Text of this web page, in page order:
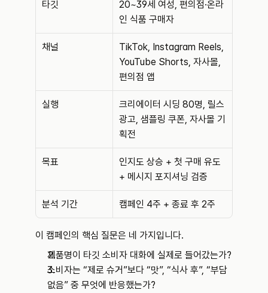
타깃
20~39세 여성, 편의점·온라
인 식품 구매자
채널
TikTok, Instagram Reels,
YouTube Shorts, 자사몰,
편의점 앱
실행
크리에이터 시딩 80명, 릴스
광고, 샘플링 쿠폰, 자사몰 기
획전
목표
인지도 상승 + 첫 구매 유도
+ 메시지 포지셔닝 검증
분석 기간 캠페인 4주 + 종료 후 2주
이 캠페인의 핵심 질문은 네 가지입니다.
제품명이 타깃 소비자 대화에 실제로 들어갔는가?
소비자는 “제로 슈거”보다 “맛”, “식사 후”, “부담
없음” 중 무엇에 반응했는가?